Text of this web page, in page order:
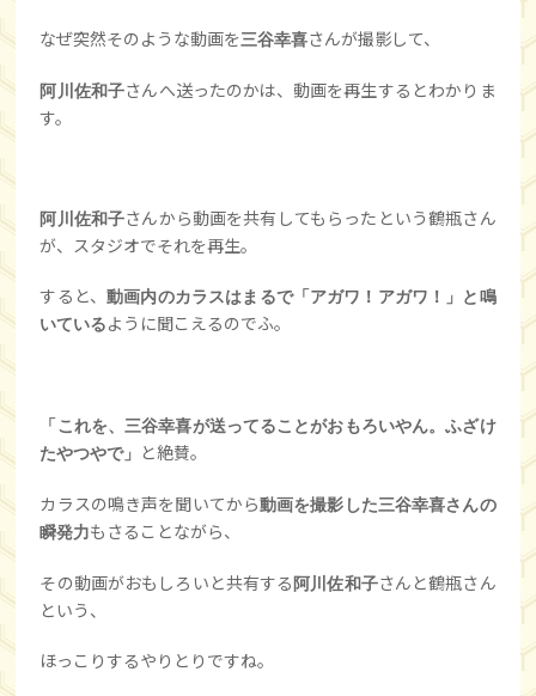
なぜ突然そのような動画を三谷幸喜さんが撮影して、
阿川佐和子さんへ送ったのかは、動画を再生するとわかりま
す。
阿川佐和子さんから動画を共有してもらったという鶴瓶さん
が、スタジオでそれを再生。
すると、動画内のカラスはまるで「アガワ！アガワ！」と鳴
いているように聞こえるのでふ。
「これを、三谷幸喜が送ってることがおもろいやん。ふざけ
たやつやで」
と絶賛。
カラスの鳴き声を聞いてから動画を撮影した三谷幸喜さんの
瞬発力もさることながら、
その動画がおもしろいと共有する阿川佐和子さんと鶴瓶さん
という、
ほっこりするやりとりですね。